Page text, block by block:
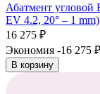
Абатмент угловой
EV 4.2, 20° – 1 mm)
16 275 ₽
Экономия -16 275 ₽
В корзину